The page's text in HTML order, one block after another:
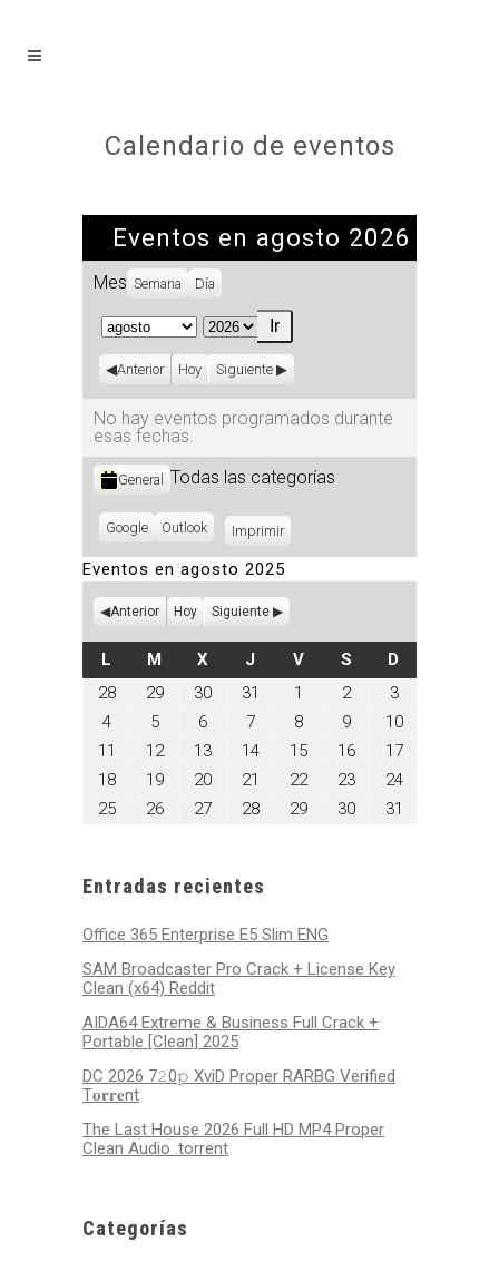
Calendario de eventos
Eventos en agosto 2026
Mes Semana Día
Mes
Año
Anterior Hoy Siguiente
No hay eventos programados durante
esas fechas.
Categorías
General Todas las categorías
Subscribe
Google
Subscribe
Outlook ImprimirVistas
Eventos en agosto 2025
Anterior Hoy Siguiente
L LUNES
M MARTES
XMIÉRCOLES
J JUEVES
VVIERNES
SSÁBADO
D
28julio
29julio
30julio
31 1
agosto
2025
2agosto
2025
3agosto
3,
2025
4agosto
4,
2025
5agosto
5,
2025
6agosto
6,
2025
7agosto
7,
2025
8agosto
8,
2025
9agosto
9,
2025
10agosto
10,
11
agosto
2025
12agosto
2025
13agosto
2025
14agosto
2025
15agosto
2025
16agosto
2025
17agosto
2025
18agosto
18,
2025
19agosto
2025
20agosto
20,
2025
21
agosto
2025
22agosto
2025
23agosto
2025
24agosto
25agosto
26agosto
27agosto
28agosto
29agosto
30agosto
31
Entradas recientes
Office 365 Enterprise E5 Slim ENG
SAM Broadcaster Pro Crack + License Key
Clean (x64) Reddit
AIDA64 Extreme & Business Full Crack +
Portable [Clean] 2025
DC 2026 7𝟸0𝚙 XviD Proper RARBG Verified
T𝐨𝐫𝐫𝐞nt
The Last House 2026 Full HD MP4 Proper
Clean Audio .torrent
Categorías